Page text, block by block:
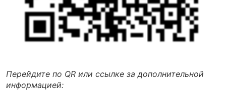
Перейдите по QR или ссылке за дополнительной
информацией: